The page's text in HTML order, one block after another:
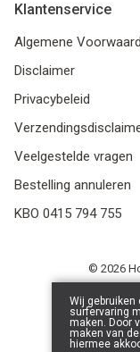
Klantenservice
Algemene
Disclaimer
Privacybeleid
Veelgestelde vragen
Bestelling annuleren
KBO 0415 794 755
© 2026
Wij
surfervaring
maken. Door
maken van
hiermee